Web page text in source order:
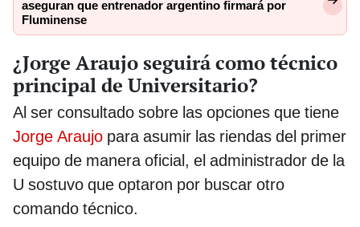
aseguran que entrenador argentino firmará por
Fluminense
¿Jorge Araujo seguirá como técnico
principal de Universitario?
Al ser consultado sobre las opciones que tiene
Jorge Araujo para asumir las riendas del primer
equipo de manera oficial, el administrador de la
U sostuvo que optaron por buscar otro
comando técnico.